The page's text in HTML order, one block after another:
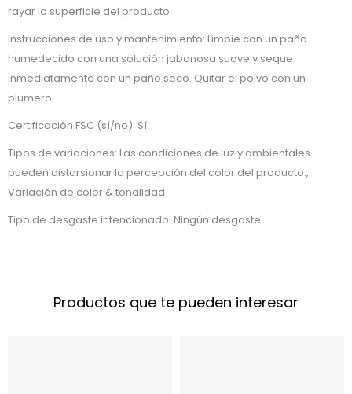
rayar la superficie del producto
Instrucciones de uso y mantenimiento: Limpie con un paño
humedecido con una solución jabonosa suave y seque
inmediatamente con un paño seco. Quitar el polvo con un
plumero.
Certificación FSC (sí/no): Sí
Tipos de variaciones: Las condiciones de luz y ambientales
pueden distorsionar la percepción del color del producto.,
Variación de color & tonalidad
Tipo de desgaste intencionado: Ningún desgaste
Productos que te pueden interesar